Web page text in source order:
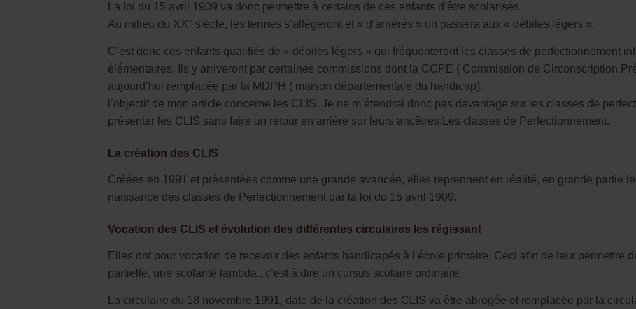
La loi du 15 avril 1909 va donc permettre à certains de ces enfants d’être scolarisés.
Au milieu du XX° siècle, les termes s’allégeront et « d’arriérés » on passera aux « débiles légers ».
C’est donc ces enfants qualifiés de « débiles légers » qui fréquenteront les classes de perfectionnement
élémentaires. Ils y arriveront par certaines commissions dont la CCPE ( Commission de Circonscription
aujourd’hui remplacée par la MDPH ( maison départementale du handicap).
l’objectif de mon article concerne les CLIS. Je ne m’étendrai donc pas davantage sur les classes de
présenter les CLIS sans faire un retour en arrière sur leurs ancêtres:Les classes de Perfectionnement.
La création des CLIS
Créées en 1991 et présentées comme une grande avancée, elles reprennent en réalité, en grande partie
naissance des classes de Perfectionnement par la loi du 15 avril 1909.
Vocation des CLIS et évolution des différentes circulaires les régissant
Elles ont pour vocation de recevoir des enfants handicapés à l’école primaire. Ceci afin de leur permettre
partielle, une scolarité lambda., c’est à dire un cursus scolaire ordinaire.
La circulaire du 18 novembre 1991, date de la création des CLIS va être abrogée et remplacée par la